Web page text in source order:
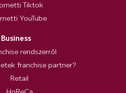
Tiktok
YouTube
Business
rendszerről
franchise partner?
Retail